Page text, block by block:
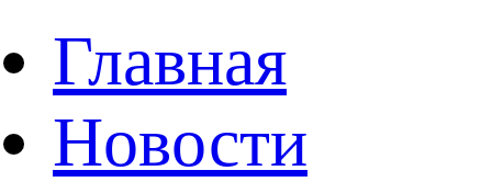
Главная
Новости